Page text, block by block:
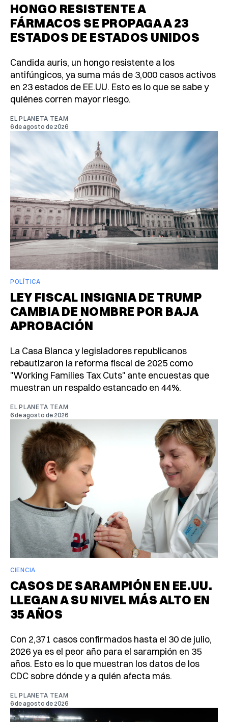
HONGO RESISTENTE A
FÁRMACOS SE PROPAGA A 23
ESTADOS DE ESTADOS UNIDOS
Candida auris, un hongo resistente a los
antifúngicos, ya suma más de 3,000 casos activos
en 23 estados de EE.UU. Esto es lo que se sabe y
quiénes corren mayor riesgo.
EL PLANETA TEAM
6 de agosto de 2026
POLÍTICA
LEY FISCAL INSIGNIA DE TRUMP
CAMBIA DE NOMBRE POR BAJA
APROBACIÓN
La Casa Blanca y legisladores republicanos
rebautizaron la reforma fiscal de 2025 como
"Working Families Tax Cuts" ante encuestas que
muestran un respaldo estancado en 44%.
EL PLANETA TEAM
6 de agosto de 2026
CIENCIA
CASOS DE SARAMPIÓN EN EE.UU.
LLEGAN A SU NIVEL MÁS ALTO EN
35 AÑOS
Con 2,371 casos confirmados hasta el 30 de julio,
2026 ya es el peor año para el sarampión en 35
años. Esto es lo que muestran los datos de los
CDC sobre dónde y a quién afecta más.
EL PLANETA TEAM
6 de agosto de 2026